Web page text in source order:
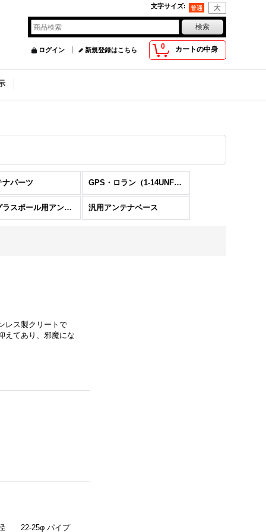
文字サイズ:
0 カートの中身
ログイン 新規登録はこちら
ナパーツ GPS・ロラン（1-14UNF）用アンテナベース
無線グラスポール用アンテナベース 汎用アンテナベース
レス製クリートで
えてあり、邪魔にな
径 22-25φ パイプ